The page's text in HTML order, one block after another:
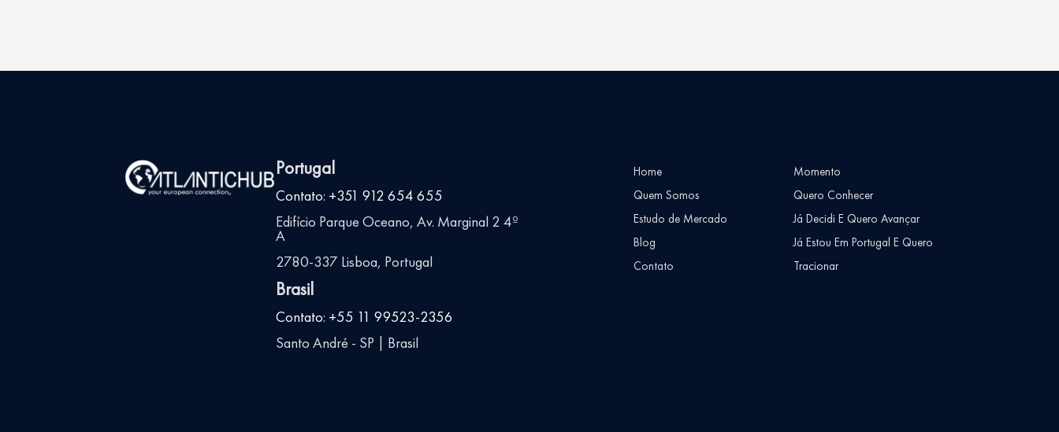
Portugal
Contato: +351 912 654 655
Edifício Parque Oceano, Av. Marginal 2 4º
A
2780-337 Lisboa, Portugal
Brasil
Contato: +55 11 99523-2356
Santo André - SP | Brasil
Home
Quem Somos
Estudo de Mercado
Blog
Contato
Momento
Quero Conhecer
Já Decidi E Quero Avançar
Já Estou Em Portugal E Quero
Tracionar